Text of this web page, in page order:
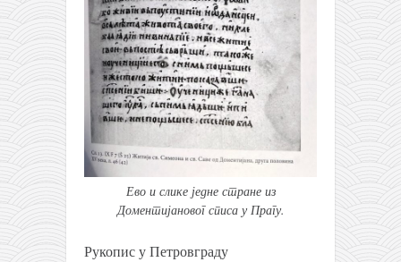
Ево и слике једне стране из
Доментијановог списа у Прагу.
Рукопис у Петровграду